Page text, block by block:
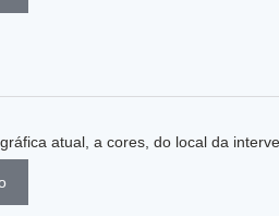
atual, a cores, do local da